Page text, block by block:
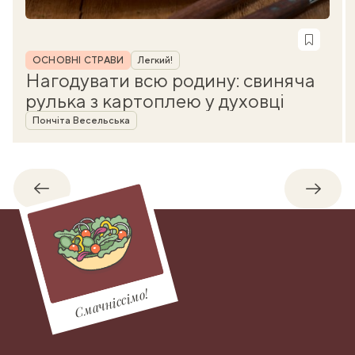
Рубрика
ОСНОВНІ СТРАВИ Легкий!
Нагодувати всю родину: свиняча
рулька з картоплею у духовці
Автор
Пончіта Весельська
Назад
Смачніссімо!